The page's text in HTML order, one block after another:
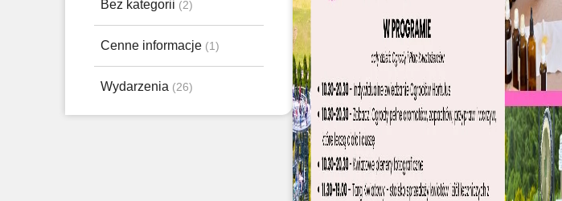
Bez kategorii (2)
Cenne informacje(1)
Wydarzenia (26)